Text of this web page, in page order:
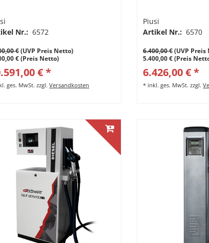
Nr.: 6572
€(UVP Preis Netto)
€ (Preis Netto)
€ *
ges. MwSt. zzgl.Versandkosten
Piusi
Artikel Nr.: 6570
6.400,00 €(UVP Preis
5.400,00 € (Preis
6.426,00 € *
* inkl. ges. MwSt. zzgl.